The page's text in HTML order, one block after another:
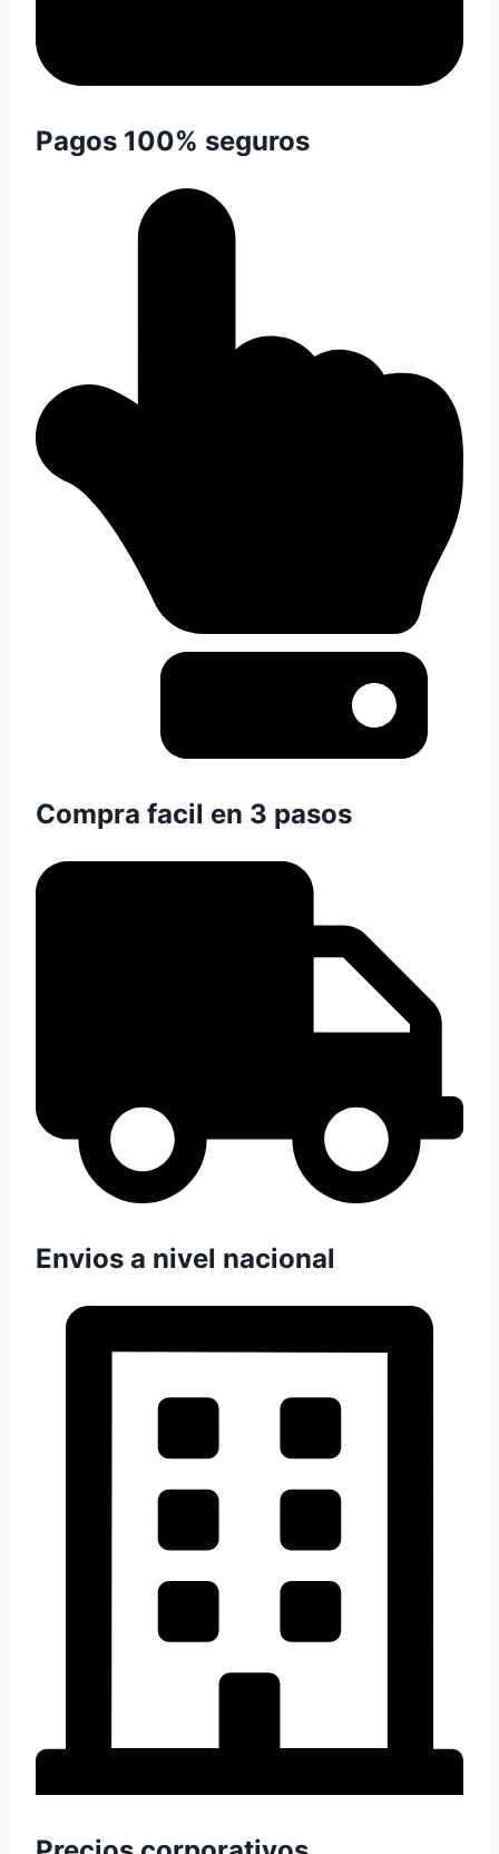
Pagos 100% seguros
Compra facil en 3 pasos
Envios a nivel nacional